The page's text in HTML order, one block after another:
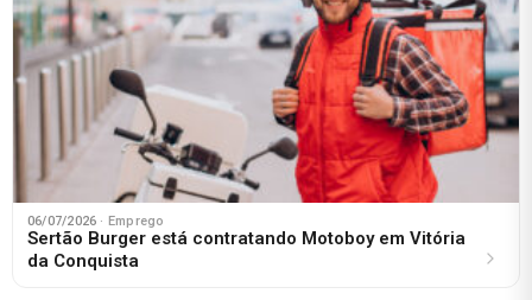
06/07/2026 · Emprego
Sertão Burger está contratando Motoboy em Vitória
da Conquista